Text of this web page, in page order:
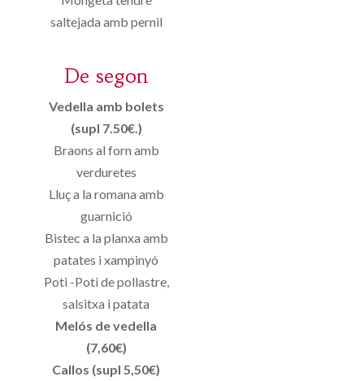
saltejada amb pernil
De segon
Vedella amb bolets
(supl 7.50€.)
Braons al forn amb
verduretes
Lluç a la romana amb
guarnició
Bistec a la planxa amb
patates i xampinyó
Poti -Poti de pollastre,
salsitxa i patata
Melós de vedella
(7,60€)
Callos (supl 5,50€)